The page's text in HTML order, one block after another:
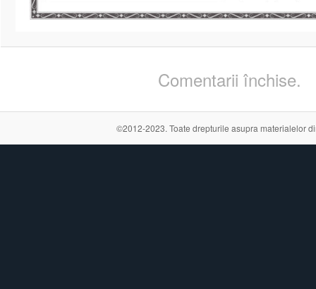
Comentarii închise.
©2012-2023. Toate drepturile asupra materialelor